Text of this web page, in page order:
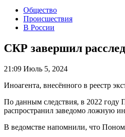
Общество
Происшествия
В России
СКР завершил
21:09 Июль 5, 2024
Иноагента, внесённого в реестр
По данным следствия, в 2022 году
распространил заведомо ложную
В ведомстве напомнили, что